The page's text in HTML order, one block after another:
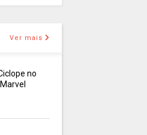
Ver mais
no